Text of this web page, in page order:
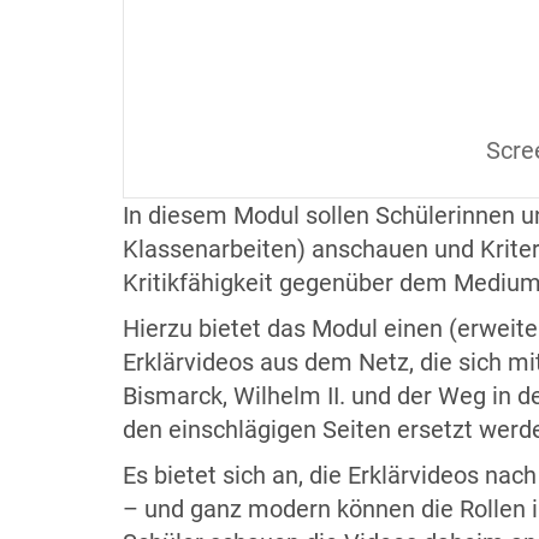
In diesem Modul sollen Schülerinnen
Klassenarbeiten) anschauen und
Kritikfähigkeit gegenüber dem
Hierzu bietet das Modul einen
Erklärvideos aus dem Netz, die sich
Bismarck, Wilhelm II. und der Weg in
den einschlägigen Seiten ersetzt
Es bietet sich an, die Erklärvideos
– und ganz modern können die